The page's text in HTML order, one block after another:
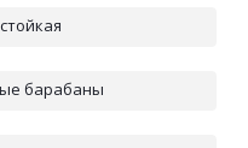
барабаны